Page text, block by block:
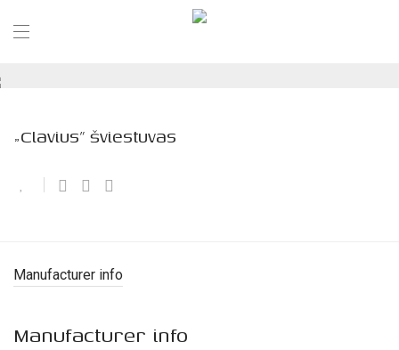
„Clavius” šviestuvas
Manufacturer info
Manufacturer info